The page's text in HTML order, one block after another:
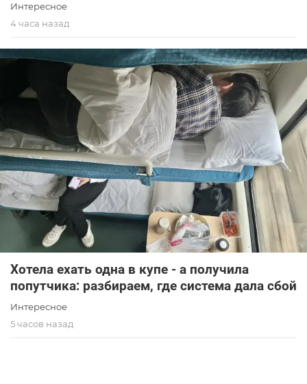
Интересное
4 часа назад
Хотела ехать одна в купе - а получила
попутчика: разбираем, где система дала сбой
Интересное
5 часов назад